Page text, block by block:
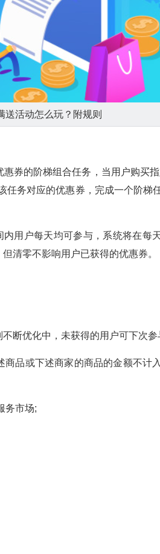
送活动怎么玩？附规则
券的阶梯组合任务，当用户购买
务对应的优惠券，完成一个阶梯
用户每天均可参与，系统将在每
清零不影响用户已获得的优惠券。
断优化中，未获得的用户可下次参
品或下述商家的商品的金额不计
务市场;